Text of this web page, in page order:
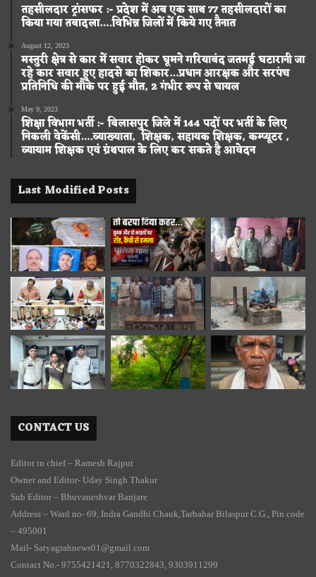
तहसीलदार ट्रांसफर :- प्रदेश में अब एक साथ 77 तहसीलदारों का
किया गया तबादला….विभिन्न जिलों में किये गए तैनात
August 12, 2023
मस्तुरी क्षेत्र से कार में सवार होकर घूमने गरियाबंद जतमई घटारानी जा
रहे कार सवार हुए हादसे का शिकार…प्रधान आरक्षक और सरपंच
प्रतिनिधि की मौके पर हुई मौत, 2 गंभीर रूप से घायल
May 9, 2023
शिक्षा विभाग भर्ती :- बिलासपुर जिले में 144 पदों पर भर्ती के लिए
निकली वेकेंसी….व्याख्याता, शिक्षक, सहायक शिक्षक, कम्प्यूटर ,
व्यायाम शिक्षक एवं ग्रंथपाल के लिए कर सकते है आवेदन
Last Modified Posts
CONTACT US
Editor in chief – Ramesh Rajput
Owner and Editor- Uday Singh Thakur
Sub Editor – Bhuvaneshvar Banjare
Address – Ward no- 69, Indra Gandhi Chauk,Tarbahar Bilaspur C.G., Pin code
– 495001
Mail- Satyagrahnews01@gmail.com
Contact No.- 9755421421, 8770322843, 9303911299